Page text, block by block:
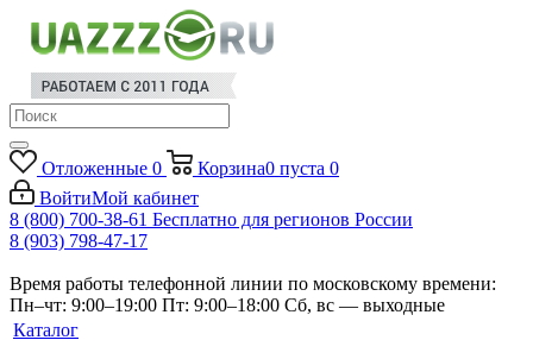
Отложенные 0 Корзина0 пуста 0
ВойтиМой кабинет
8 (800) 700-38-61 Бесплатно для регионов России
8 (903) 798-47-17
Время работы телефонной линии по московскому времени:
Пн–чт: 9:00–19:00 Пт: 9:00–18:00 Сб, вс — выходные
Каталог